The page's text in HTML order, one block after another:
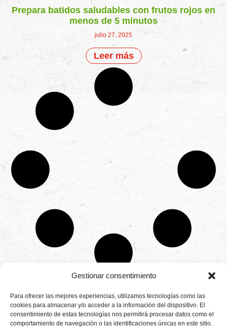
Gestionar consentimiento
Para ofrecer las mejores experiencias, utilizamos tecnologías como las
cookies para almacenar y/o acceder a la información del dispositivo. El
consentimiento de estas tecnologías nos permitirá procesar datos como el
comportamiento de navegación o las identificaciones únicas en este sitio.
Prepara batidos saludables con frutos rojos en
menos de 5 minutos
julio 27, 2025
Leer más
Productores
de
fresas,
CONTÁCTANOS
Camino de
Montemayor s/n
21800 Moguer.
Huelva ESPAÑA.
Aviso legal
Política de
privacidad